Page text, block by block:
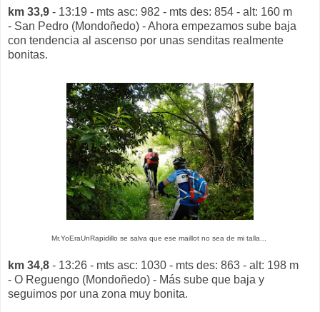
km 33,9 - 13:19 - mts asc: 982 - mts des: 854 - alt: 160 m
- San Pedro (Mondoñedo) - Ahora empezamos sube baja
con tendencia al ascenso por unas senditas realmente
bonitas.
Mr.YoEraUnRapidillo se salva que ese maillot no sea de mi talla...
km 34,8 - 13:26 - mts asc: 1030 - mts des: 863 - alt: 198 m
- O Reguengo (Mondoñedo) - Más sube que baja y
seguimos por una zona muy bonita.